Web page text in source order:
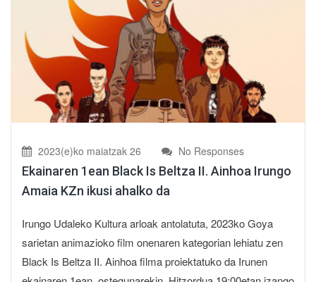
2023(e)ko maiatzak 26 No Responses
Ekainaren 1ean Black Is Beltza II. Ainhoa Irungo
Amaia KZn ikusi ahalko da
Irungo Udaleko Kultura arloak antolatuta, 2023ko Goya
sarietan animazioko film onenaren kategorian lehiatu zen
Black Is Beltza II. Ainhoa filma proiektatuko da Irunen